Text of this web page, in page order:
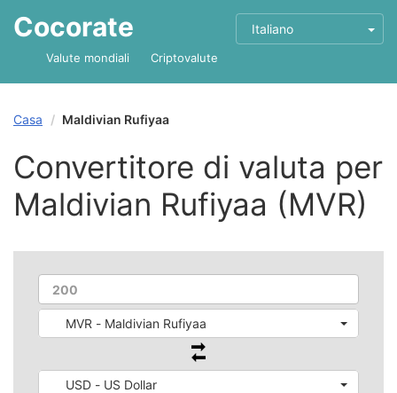
Cocorate Italiano
Valute mondiali Criptovalute
Casa Maldivian Rufiyaa
Convertitore di valuta per
Maldivian Rufiyaa (MVR)
MVR - Maldivian Rufiyaa
USD - US Dollar